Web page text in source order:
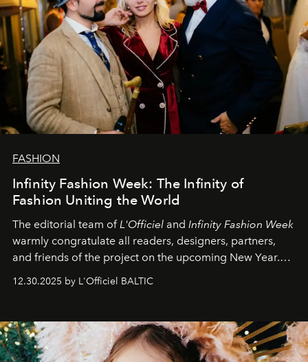
FASHION
Infinity Fashion Week: The Infinity of
Fashion Uniting the World
The editorial team ofL'Officiel and Infinity Fashion Week
warmly congratulate all readers, designers, partners,
and friends of the project on the upcoming New Year.
May 2026 bring growth, inspiration, bold ideas, and new
achievements.
12.30.2025 by L'Officiel BALTIC